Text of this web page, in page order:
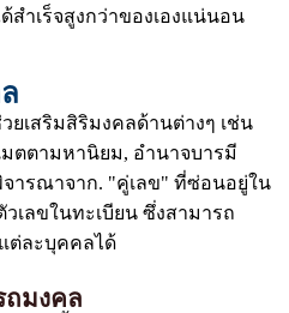
สำเร็จสูงกว่าของเองแน่นอน
ยเสริมสิริมงคลด้านต่างๆ เช่น
ตตามหานิยม, อำนาจบารมี
ารณาจาก. "คู่เลข" ที่ซ่อนอยู่ใน
เลขในทะเบียน ซึ่งสามารถ
ต่ละบุคคลได้
ถมงคล